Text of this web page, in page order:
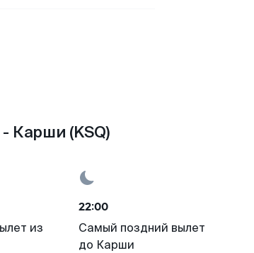
Карши (KSQ)
из
22:00
Самый поздний вылет
до Карши